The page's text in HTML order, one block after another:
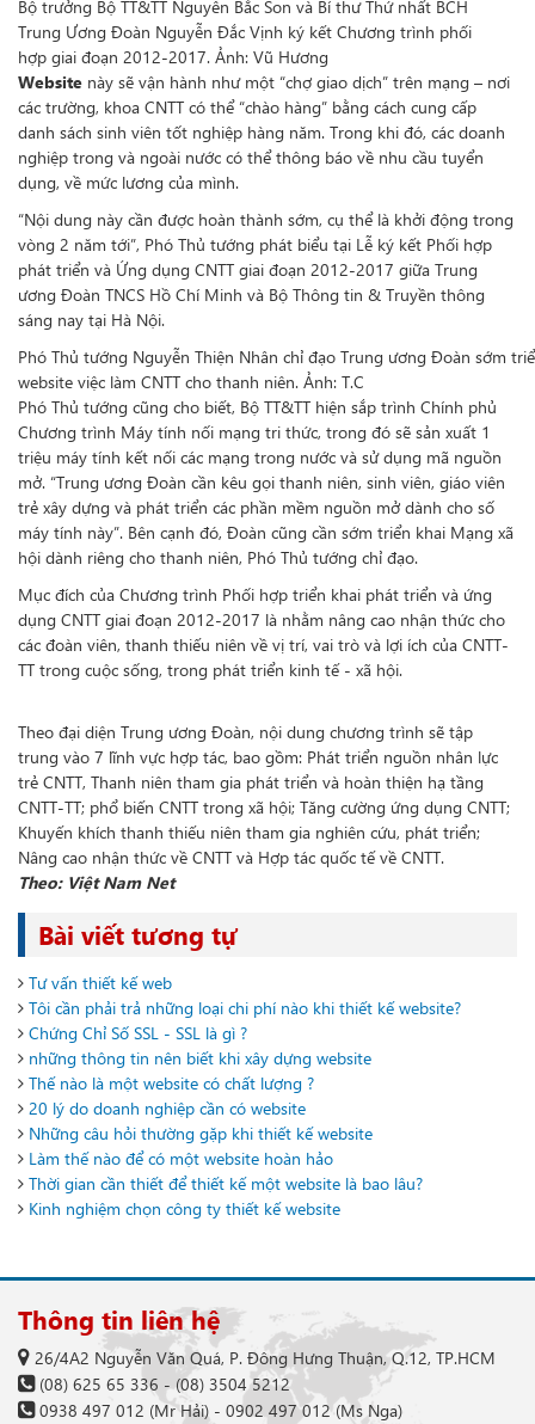
Bộ trưởng Bộ TT&TT Nguyễn Bắc Son và Bí thư Thứ nhất BCH
Trung Ương Đoàn Nguyễn Đắc Vịnh ký kết Chương trình phối
hợp giai đoạn 2012-2017. Ảnh: Vũ Hương
Website này sẽ vận hành như một “chợ giao dịch” trên mạng – nơi
các trường, khoa CNTT có thể “chào hàng” bằng cách cung cấp
danh sách sinh viên tốt nghiệp hàng năm. Trong khi đó, các doanh
nghiệp trong và ngoài nước có thể thông báo về nhu cầu tuyển
dụng, về mức lương của mình.
“Nội dung này cần được hoàn thành sớm, cụ thể là khởi động trong
vòng 2 năm tới”, Phó Thủ tướng phát biểu tại Lễ ký kết Phối hợp
phát triển và Ứng dụng CNTT giai đoạn 2012-2017 giữa Trung
ương Đoàn TNCS Hồ Chí Minh và Bộ Thông tin & Truyền thông
sáng nay tại Hà Nội.
Phó Thủ tướng Nguyễn Thiện Nhân chỉ đạo Trung ương Đoàn sớm
website việc làm CNTT cho thanh niên. Ảnh: T.C
Phó Thủ tướng cũng cho biết, Bộ TT&TT hiện sắp trình Chính phủ
Chương trình Máy tính nối mạng tri thức, trong đó sẽ sản xuất 1
triệu máy tính kết nối các mạng trong nước và sử dụng mã nguồn
mở. “Trung ương Đoàn cần kêu gọi thanh niên, sinh viên, giáo viên
trẻ xây dựng và phát triển các phần mềm nguồn mở dành cho số
máy tính này”. Bên cạnh đó, Đoàn cũng cần sớm triển khai Mạng xã
hội dành riêng cho thanh niên, Phó Thủ tướng chỉ đạo.
Mục đích của Chương trình Phối hợp triển khai phát triển và ứng
dụng CNTT giai đoạn 2012-2017 là nhằm nâng cao nhận thức cho
các đoàn viên, thanh thiếu niên về vị trí, vai trò và lợi ích của CNTT-
TT trong cuộc sống, trong phát triển kinh tế - xã hội.
Theo đại diện Trung ương Đoàn, nội dung chương trình sẽ tập
trung vào 7 lĩnh vực hợp tác, bao gồm: Phát triển nguồn nhân lực
trẻ CNTT, Thanh niên tham gia phát triển và hoàn thiện hạ tầng
CNTT-TT; phổ biến CNTT trong xã hội; Tăng cường ứng dụng CNTT;
Khuyến khích thanh thiếu niên tham gia nghiên cứu, phát triển;
Nâng cao nhận thức về CNTT và Hợp tác quốc tế về CNTT.
Theo: Việt Nam Net
Bài viết tương tự
Tư vấn thiết kế web
Tôi cần phải trả những loại chi phí nào khi thiết kế website?
Chứng Chỉ Số SSL - SSL là gì ?
những thông tin nên biết khi xây dựng website
Thế nào là một website có chất lượng ?
20 lý do doanh nghiệp cần có website
Những câu hỏi thường gặp khi thiết kế website
Làm thế nào để có một website hoàn hảo
Thời gian cần thiết để thiết kế một website là bao lâu?
Kinh nghiệm chọn công ty thiết kế website
Thông tin liên hệ
26/4A2 Nguyễn Văn Quá, P. Đông Hưng Thuận, Q.12, TP.HCM
(08) 625 65 336 -(08) 3504 5212
0938 497 012 (Mr Hải) - 0902 497 012(Ms Nga)